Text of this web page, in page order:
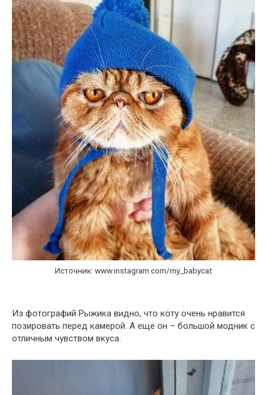
Источник: www.instagram.com/my_babycat
Из фотографий Рыжика видно, что коту очень нравится
позировать перед камерой. А еще он – большой модник с
отличным чувством вкуса.